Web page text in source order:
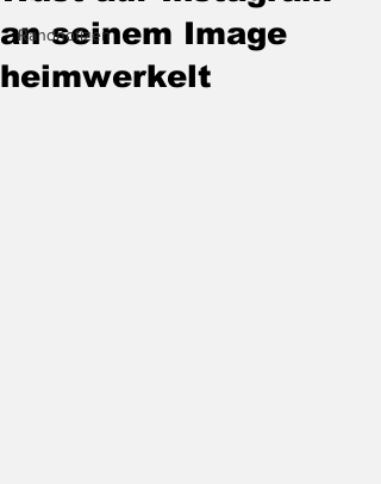
Randnotizen
an seinem Image
heimwerkelt